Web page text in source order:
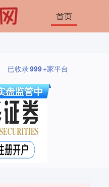
首页
已收录999+家平台